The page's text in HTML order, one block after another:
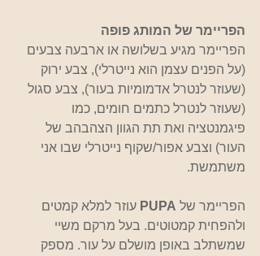
הפריימר של המותג פופה
הפריימר מגיע בשלושה או ארבעה צבעים
(על הפנים עצמן הוא נייטרלי), צבע ירוק
(שעוזר לנטרל אדמומיות בעור), צבע סגול
(שעוזר לנטרל כתמים חומים, כמו
פיגמנטציה ואת תת הגוון הצהבהב של
העור) וצבע אפור/שקוף נייטרלי שבו אני
משתמשת.
הפריימר של PUPA עוזר למלא קמטים
ולהפחית קמטוטים. בעל מרקם משיי
שמשתלב באופן מושלם על עור. מספק